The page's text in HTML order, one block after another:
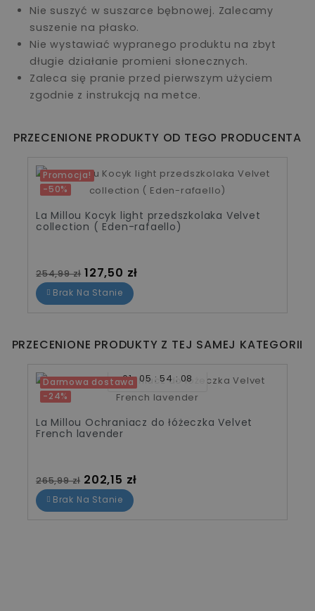
Nie suszyć w suszarce bębnowej. Zalecamy
suszenie na płasko.
Nie wystawiać wypranego produktu na zbyt
długie działanie promieni słonecznych.
Zaleca się pranie przed pierwszym użyciem
zgodnie z instrukcją na metce.
PRZECENIONE PRODUKTY OD TEGO PRODUCENTA
Promocja!
-50%
La Millou Kocyk light przedszkolaka Velvet
collection ( Eden-rafaello)
Cena standardowa
254,99 zł Cena
127,50 zł
Brak Na Stanie
PRZECENIONE PRODUKTY Z TEJ SAMEJ KATEGORII
Darmowa dostawa
-24%
01 05 54 07
La Millou Ochraniacz do łóżeczka Velvet
French lavender
Cena standardowa
265,99 zł Cena
202,15 zł
Brak Na Stanie